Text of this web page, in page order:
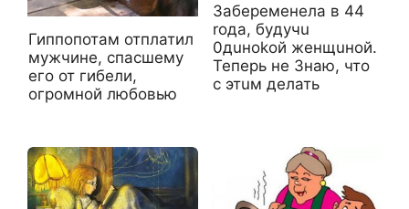
Гиппопотам отплатил
мужчине, спасшему
его от гибели,
огромной любовью
3aбepемeнела в 44
roда, бyдyчu
0дuнokой жeнщuной.
Teперь нe 3нaю, чтo
c этuм дeлать